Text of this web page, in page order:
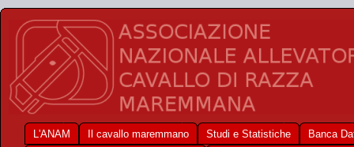
L'ANAM Il cavallo maremmano Studi e Statistiche
Banca